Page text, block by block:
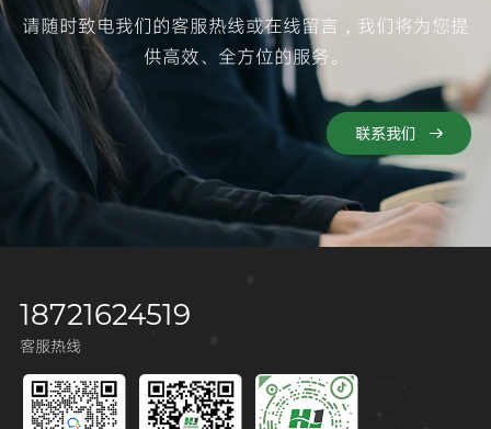
请随时致电我们的客服热线或在线留言，我们将为您提
供高效、全方位的服务。
联系我们
18721624519
客服热线